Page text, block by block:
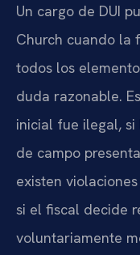
Un cargo de DUI
Church cuando la
todos los
duda razonable.
inicial fue ilegal,
de campo
existen
si el fiscal decide
voluntariamente